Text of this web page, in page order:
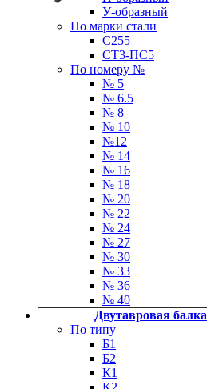
У-образный
По марки стали
С255
СТ3-ПС5
По номеру №
№ 5
№ 6.5
№ 8
№ 10
№12
№ 14
№ 16
№ 18
№ 20
№ 22
№ 24
№ 27
№ 30
№ 33
№ 36
№ 40
Двутавровая балка
По типу
Б1
Б2
К1